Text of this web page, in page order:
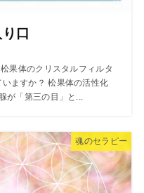
口
果体のクリスタルフィルタ
ますか？ 松果体の活性化
「第三の目」と...
魂のセラピー